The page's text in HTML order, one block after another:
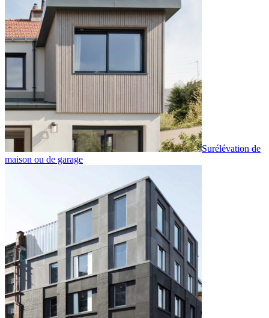
Surélévation de
maison ou de garage